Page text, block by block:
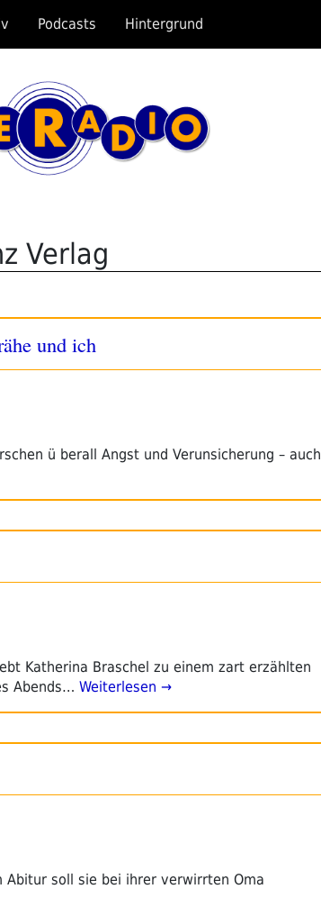
Podcasts Hintergrund
Verlag
und ich
ü berall Angst und Verunsicherung – auch
Katherina Braschel zu einem zart erzählten
Abends… Weiterlesen →
Abitur soll sie bei ihrer verwirrten Oma